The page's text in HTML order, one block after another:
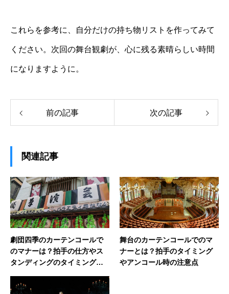
これらを参考に、自分だけの持ち物リストを作ってみて
ください。次回の舞台観劇が、心に残る素晴らしい時間
になりますように。
前の記事 次の記事
関連記事
劇団四季のカーテンコールで
のマナーは？拍手の仕方やス
タンディングのタイミングを
舞台のカーテンコールでのマ
ナーとは？拍手のタイミング
やアンコール時の注意点